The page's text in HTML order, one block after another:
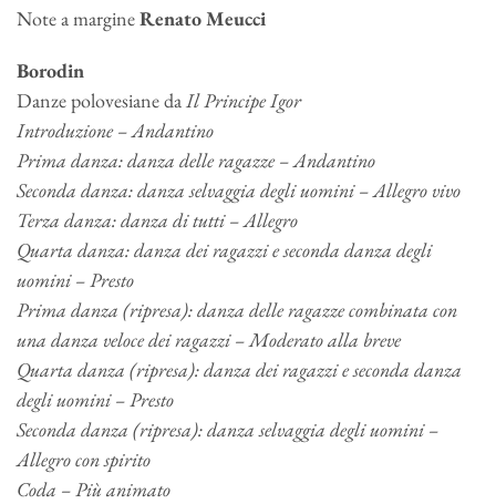
Note a margineRenato Meucci
Borodin
Danze polovesiane daIl Principe Igor
Introduzione – Andantino
Prima danza: danza delle ragazze – Andantino
Seconda danza: danza selvaggia degli uomini – Allegro vivo
Terza danza: danza di tutti – Allegro
Quarta danza: danza dei ragazzi e seconda danza degli
uomini – Presto
Prima danza (ripresa): danza delle ragazze combinata con
una danza veloce dei ragazzi – Moderato alla breve
Quarta danza (ripresa): danza dei ragazzi e seconda danza
degli uomini – Presto
Seconda danza (ripresa): danza selvaggia degli uomini –
Allegro con spirito
Coda – Più animato